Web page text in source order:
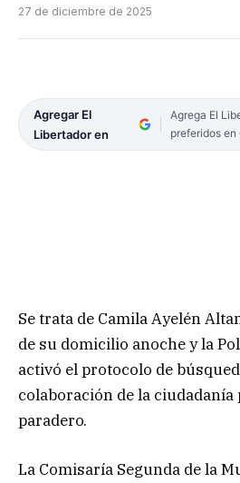
27 de diciembre de 2025
Agregar El
Libertador en
Agrega El
preferidos en
Se trata de Camila Ayelén
de su domicilio anoche y la
activó el protocolo de
colaboración de la ciudadanía
paradero.
La Comisaría Segunda de la